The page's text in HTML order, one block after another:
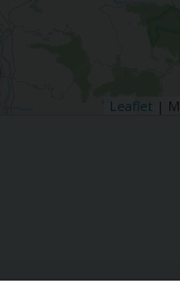
Leaflet |